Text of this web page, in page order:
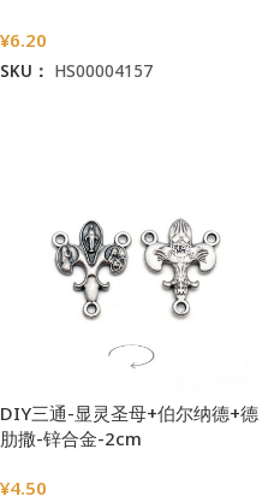
¥6.20
SKU： HS00004157
DIY三通-显灵圣母+伯尔纳德+德
肋撒-锌合金-2cm
¥4.50